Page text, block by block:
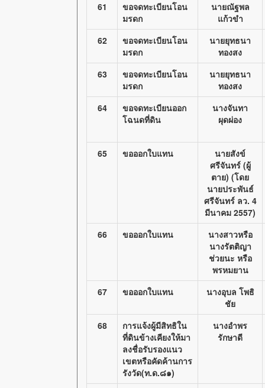
61
ขอจดทะเบียนโอน
มรดก
นายณัฐพล
แก้วขำ
62
ขอจดทะเบียนโอน
มรดก
นายยุทธนา
ทองสง
63
ขอจดทะเบียนโอน
มรดก
นายยุทธนา
ทองสง
64
ขอจดทะเบียนออก
โฉนดที่ดิน
นางจันทา
ผุดผ่อง
65 ขอออกใบแทน
นายสังข์
ศรีจันทร์ (ผู้
ตาย) (โดย
นายประพันธ์
ศรีจันทร์ ลว. 4
มีนาคม 2557)
66
ขอออกใบแทน
นางสาวหรือ
นางรัตติญา
ช่วยนะ หรือ
พรหมยาน
67
ขอออกใบแทน
นางอุบล โพธิ
ชัย
68
การแจ้งผู้มีสิทธิใน
ที่ดินข้างเคียงให้มา
ลงชื่อรับรองแนว
เขตหรือคัดค้านการ
รังวัด(ท.ด.๘๑)
นางอำพร
รักษาดี